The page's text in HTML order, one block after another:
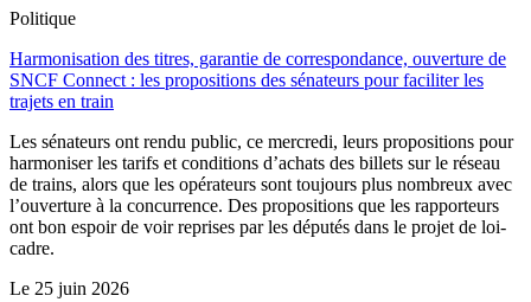
Politique
Harmonisation des titres, garantie de correspondance, ouverture de
SNCF Connect : les propositions des sénateurs pour faciliter les
trajets en train
Les sénateurs ont rendu public, ce mercredi, leurs propositions pour
harmoniser les tarifs et conditions d’achats des billets sur le réseau
de trains, alors que les opérateurs sont toujours plus nombreux avec
l’ouverture à la concurrence. Des propositions que les rapporteurs
ont bon espoir de voir reprises par les députés dans le projet de loi-
cadre.
Le 25 juin 2026